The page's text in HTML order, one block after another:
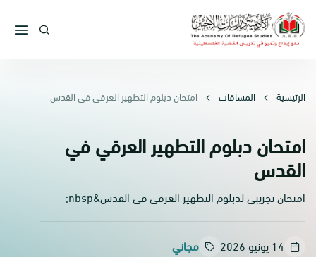
الرئيسية المساقات امتحان دبلوم التطهير العرقي في القدس
امتحان دبلوم التطهير العرقي في
القدس
امتحان تجريبي لدبلوم التطهير العرقي في القدس&nbsp;
14 يونيو 2026 مجاني